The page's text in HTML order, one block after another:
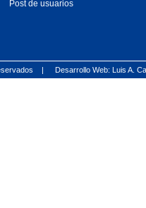
Post de usuarios
| Desarrollo Web: Luis